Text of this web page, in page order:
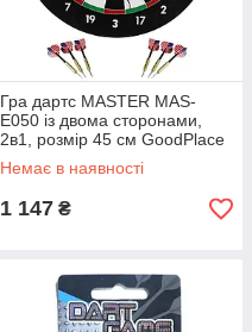
Гра дартс MASTER MAS-
E050 із двома сторонами,
2в1, розмір 45 см GoodPlace
-worry-free-shopping-
Немає в наявності
1 147 ₴